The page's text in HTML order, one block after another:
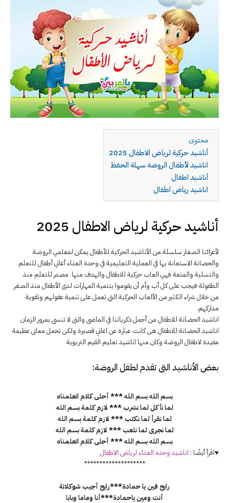
محتوى
أناشيد حركية لرياض الاطفال 2025
اناشيد لأطفال الروضة سهلة الحفظ
أناشيد اطفال
اناشيد رياض اطفال
أناشيد حركية لرياض الاطفال 2025
لأعزائنا الصغار سلسلة من الأناشيد الحركية للأطفال يمكن لمعلمي الروضة
والحضانة الاستعانة بها في العملية التعليمية في وحدة الغذاء أغاني أطفال للتعلم
والتسلية والمتعة فهي العاب حركية للاطفال والهدف منها مصدر للتعلم منذ
الطفولة فيجب على كل أب وأم أن يقوموا بتنمية المهارات لدى الأطفال منذ الصغر
من خلال شراء الكثير من الألعاب الحركية التي تعمل على تنمية عقولهم وتقوية
مداركهم.
اناشيد الحضانة للاطفال من أجمل ذكرياتنا في الماضى والتى لا تنسى بمرور الزمان
اناشيد الحضانة للاطفال هى كانت عبارة عن اغاني قصيرة ولكن تحمل معانى عظيمة
مفيدة لاطفال الروضة وكان منها اناشيد تعليم القيم التربوية
بعض الأناشيد التى تقدم لطفل الروضة:
بسم الله بسم الله *** أحلى كلام اتعلمناه
لما نأكل لما نشرب *** لازم كلمة بسم الله
لما نقرأ لما نكتب *** لازم كلمة بسم الله
لما نجرى لما نلعب *** لازم كلمة بسم الله
بسم الله بسم الله *** أحلى كلام اتعلمناه
♥اقرأ أيضًا : اناشيد وحدة الغذاء لرياض الاطفال
********************
رايح فين يا حمادة***رايح أجيب شوكلاتة
أنت ومين ياحمادة***أنا وماما وبابا